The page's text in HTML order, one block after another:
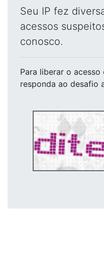
Seu IP fez
acessos
conosco.
Para liberar o acesso
responda ao desafio